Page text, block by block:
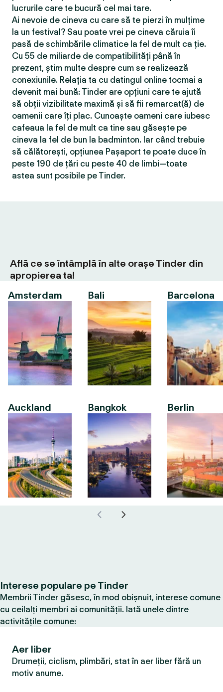
lucrurile care te bucură cel mai tare.
Ai nevoie de cineva cu care să te pierzi în mulțime
la un festival? Sau poate vrei pe cineva căruia îi
pasă de schimbările climatice la fel de mult ca ție.
Cu 55 de miliarde de compatibilităţi până în
prezent, știm multe despre cum se realizează
conexiunile. Relația ta cu datingul online tocmai a
devenit mai bună: Tinder are opțiuni care te ajută
să obții vizibilitate maximă și să fii remarcat(ă) de
oamenii care îți plac. Cunoaște oameni care iubesc
cafeaua la fel de mult ca tine sau găsește pe
cineva la fel de bun la badminton. Iar când trebuie
să călătorești, opțiunea Pașaport te poate duce în
peste 190 de țări cu peste 40 de limbi—toate
astea sunt posibile pe Tinder.
Află ce se întâmplă în alte orașe Tinder din
apropierea ta!
Amsterdam
Auckland
Bali
Bangkok
Barcelona
Berlin
Interese populare pe Tinder
Membrii Tinder găsesc, în mod obișnuit, interese comune
cu ceilalți membri ai comunității. Iată unele dintre
activitățile comune:
Aer liber
Drumeții, ciclism, plimbări, stat în aer liber fără un
motiv anume.